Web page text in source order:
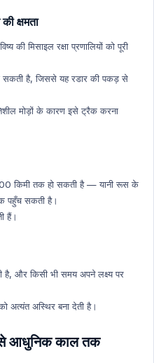
क्षमता
की मिसाइल रक्षा प्रणालियों को पूरी
है, जिससे यह रडार की पकड़ से
मोड़ों के कारण इसे ट्रैक करना
किमी तक हो सकती है — यानी रूस के
पहुँच सकती है।
हैं।
है, और किसी भी समय अपने लक्ष्य पर
अत्यंत अस्थिर बना देती है।
से आधुनिक काल तक